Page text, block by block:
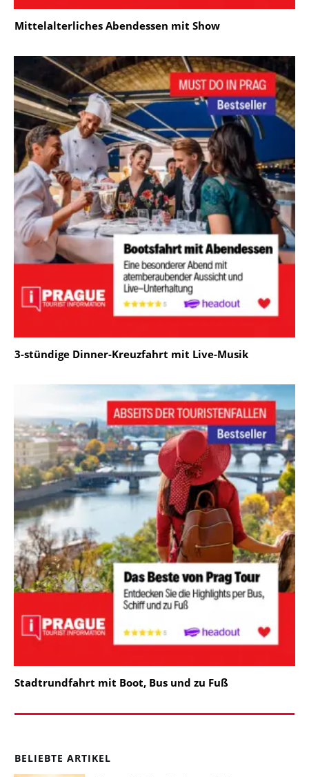
Mittelalterliches Abendessen mit Show
3-stündige Dinner-Kreuzfahrt mit Live-Musik
Stadtrundfahrt mit Boot, Bus und zu Fuß
BELIEBTE ARTIKEL